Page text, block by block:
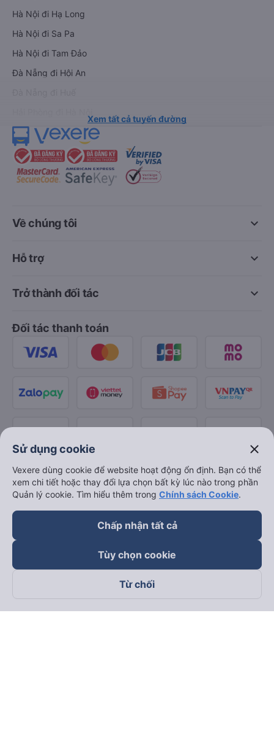
Hà Nội đi Hạ Long
Hà Nội đi Sa Pa
Hà Nội đi Tam Đảo
Đà Nẵng đi Hội An
Xem tất cả tuyến đường
keyboard_arrow_down
Về chúng tôi
keyboard_arrow_down
Hỗ trợ
keyboard_arrow_down
Trở thành đối tác
Đối tác thanh toán
Theo dõi chúng tôi trên
Sử dụng cookie close
Vexere dùng cookie để website hoạt động ổn định. Bạn có thể
xem chi tiết hoặc thay đổi lựa chọn bất kỳ lúc nào trong phần
Quản lý cookie. Tìm hiểu thêm trong Chính sách Cookie.
Chấp nhận tất cả
Tùy chọn cookie
Từ chối